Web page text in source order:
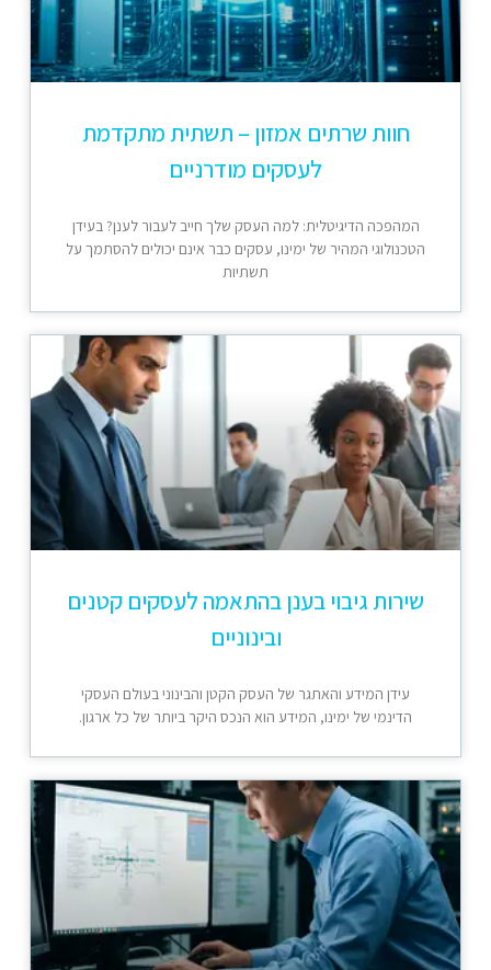
חוות שרתים אמזון – תשתית מתקדמת
לעסקים מודרניים
המהפכה הדיגיטלית: למה העסק שלך חייב לעבור לענן? בעידן
הטכנולוגי המהיר של ימינו, עסקים כבר אינם יכולים להסתמך על
תשתיות
שירות גיבוי בענן בהתאמה לעסקים קטנים
ובינוניים
עידן המידע והאתגר של העסק הקטן והבינוני בעולם העסקי
הדינמי של ימינו, המידע הוא הנכס היקר ביותר של כל ארגון.